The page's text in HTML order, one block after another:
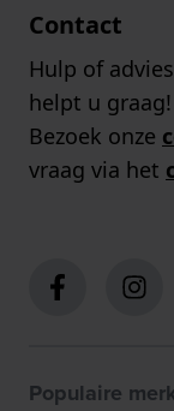
Contact
Hulp of
helpt u graag!
Bezoek onze
vraag via het
Populaire